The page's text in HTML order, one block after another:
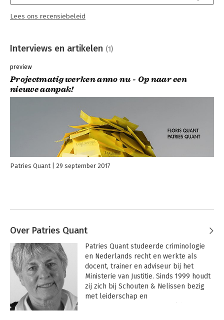
Lees ons recensiebeleid
Interviews en artikelen (1)
preview
Projectmatig werken anno nu - Op naar een
nieuwe aanpak!
Patries Quant 29 september 2017
Over Patries Quant
Patries Quant studeerde criminologie
en Nederlands recht en werkte als
docent, trainer en adviseur bij het
Ministerie van Justitie. Sinds 1999 houdt
zij zich bij Schouten & Nelissen bezig
met leiderschap en